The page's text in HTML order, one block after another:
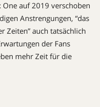
One auf 2019 verschoben
Anstrengungen, “das
Zeiten” auch tatsächlich
der Fans
mehr Zeit für die